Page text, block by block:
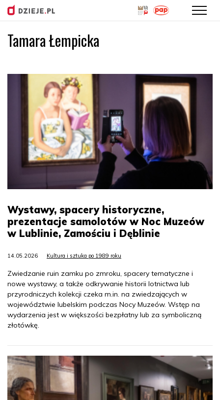
Tamara Łempicka
Wystawy, spacery historyczne,
prezentacje samolotów w Noc Muzeów
w Lublinie, Zamościu i Dęblinie
14.05.2026 Kultura i sztuka po 1989 roku
Zwiedzanie ruin zamku po zmroku, spacery tematyczne i
nowe wystawy, a także odkrywanie historii lotnictwa lub
przyrodniczych kolekcji czeka m.in. na zwiedzających w
województwie lubelskim podczas Nocy Muzeów. Wstęp na
wydarzenia jest w większości bezpłatny lub za symboliczną
złotówkę.